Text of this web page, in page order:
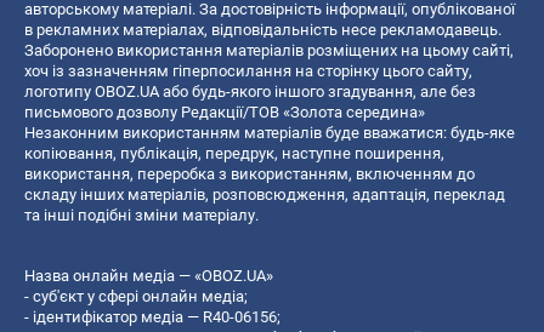
авторському матеріалі. За достовірність інформації, опублікованої
в рекламних матеріалах, відповідальність несе рекламодавець.
Заборонено використання матеріалів розміщених на цьому сайті,
хоч із зазначенням гіперпосилання на сторінку цього сайту,
логотипу OBOZ.UA або будь-якого іншого згадування, але без
письмового дозволу Редакції/ТОВ «Золота середина»
Незаконним використанням матеріалів буде вважатися: будь-яке
копiювання, публiкацiя, передрук, наступне поширення,
використання, переробка з використанням, включенням до
складу інших матеріалів, розповсюдження, адаптація, переклад
та інші подібні зміни матеріалу.
Назва онлайн медіа — «OBOZ.UA»
- суб'єкт у сфері онлайн медіа;
- ідентифікатор медіа — R40-06156;